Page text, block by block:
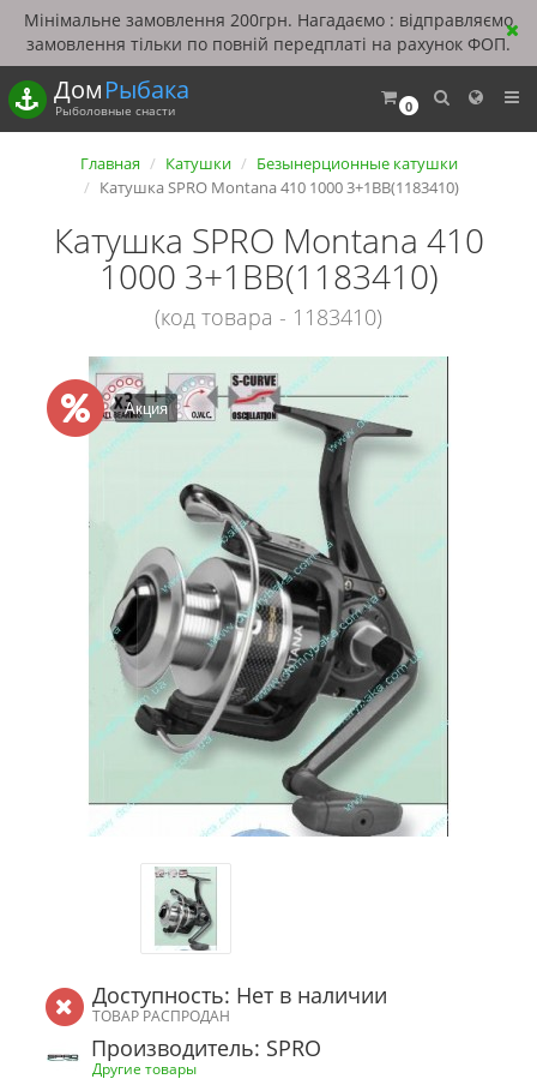
Мінімальне замовлення 200грн. Нагадаємо : відправляємо
замовлення тільки по повній передплаті на рахунок ФОП.
0
ДомРыбака
Рыболовные снасти
Главная Катушки
Безынерционные катушки
Катушка SPRO Montana 410 1000 3+1ВВ(1183410)
Катушка SPRO Montana 410
1000 3+1ВВ(1183410)
(код товара - 1183410)
Акция
Доступность: Нет в наличии
ТОВАР РАСПРОДАН
Производитель: SPRO
Другие товары